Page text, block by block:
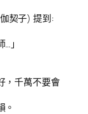
契子) 提到:
」
，千萬不要會
。